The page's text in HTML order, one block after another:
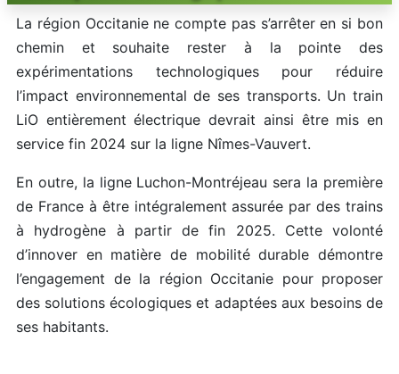
La région Occitanie ne compte pas s’arrêter en si bon
chemin et souhaite rester à la pointe des
expérimentations technologiques pour réduire
l’impact environnemental de ses transports. Un train
LiO entièrement électrique devrait ainsi être mis en
service fin 2024 sur la ligne Nîmes-Vauvert.
En outre, la ligne Luchon-Montréjeau sera la première
de France à être intégralement assurée par des trains
à hydrogène à partir de fin 2025. Cette volonté
d’innover en matière de mobilité durable démontre
l’engagement de la région Occitanie pour proposer
des solutions écologiques et adaptées aux besoins de
ses habitants.